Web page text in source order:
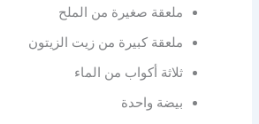
ملعقة صغيرة من الملح
ملعقة كبيرة من زيت الزيتون
ثلاثة أكواب من الماء
بيضة واحدة